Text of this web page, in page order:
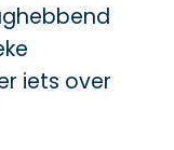
iets over